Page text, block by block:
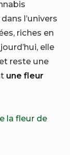
l’univers
riches en
elle
reste une
une fleur
la fleur de